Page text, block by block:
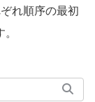
れ順序の最初